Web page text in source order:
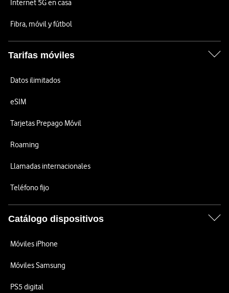
Internet 5G en casa
Fibra, móvil y fútbol
Tarifas móviles
Datos ilimitados
eSIM
Tarjetas Prepago Móvil
Roaming
Llamadas internacionales
Teléfono fijo
Catálogo dispositivos
Móviles iPhone
Móviles Samsung
PS5 digital